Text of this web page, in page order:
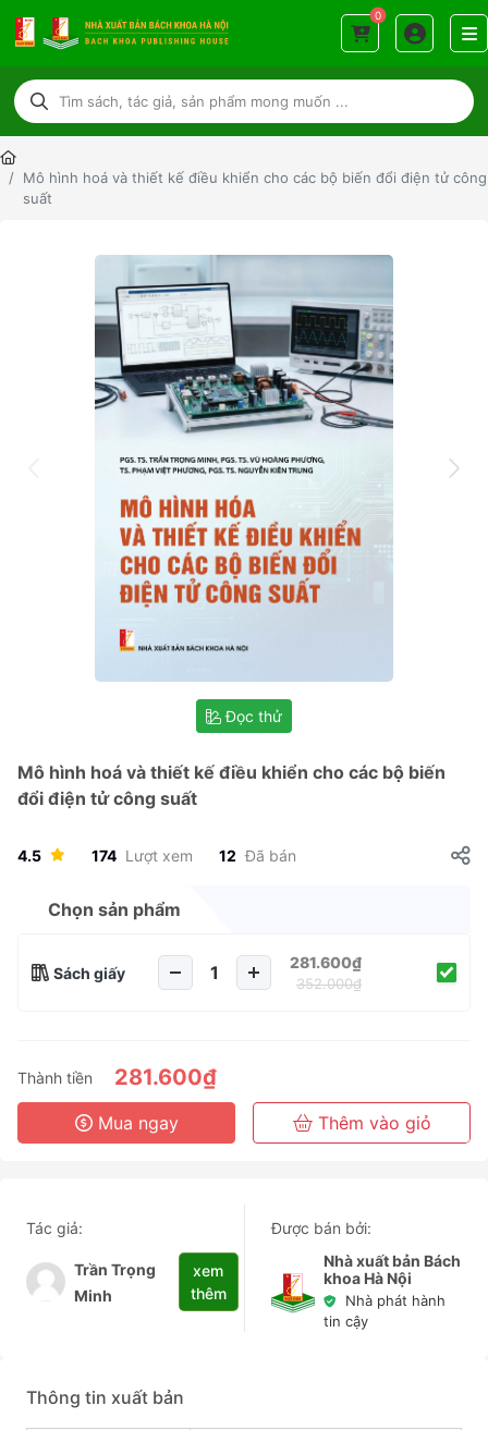
0
Mô hình hoá và thiết kế điều khiển cho các bộ biến đổi điện tử công
suất
Đọc thử
Mô hình hoá và thiết kế điều khiển cho các bộ biến
đổi điện tử công suất
4.5 174 Lượt xem 12 Đã bán
Chọn sản phẩm
Sách giấy
281.600₫
352.000₫
Thành tiền 281.600₫
Mua ngay Thêm vào giỏ
Tác giả:
Trần Trọng
Minh
xem
thêm
Được bán bởi:
Nhà xuất bản Bách
khoa Hà Nội
Nhà phát hành
tin cậy
Thông tin xuất bản